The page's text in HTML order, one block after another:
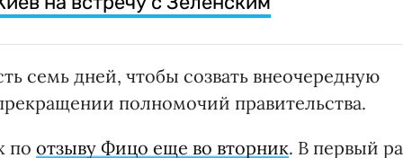
семь дней, чтобы созвать внеочередную
полномочий правительства.
по отзыву Фицо еще во вторник. В первый